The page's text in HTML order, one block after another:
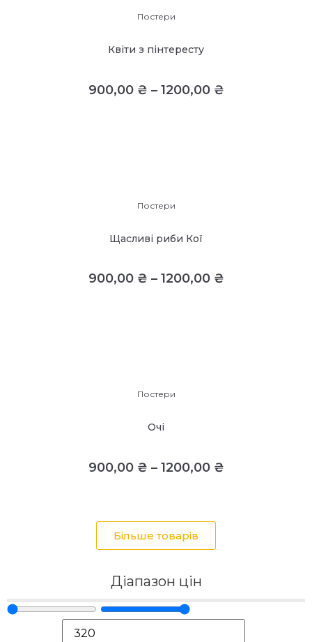
Постери
Квіти з пінтересту
900,00 ₴ – 1200,00 ₴
Постери
Щасливі риби Кої
900,00 ₴ – 1200,00 ₴
Постери
Очі
900,00 ₴ – 1200,00 ₴
Більше товарів
Діапазон цін